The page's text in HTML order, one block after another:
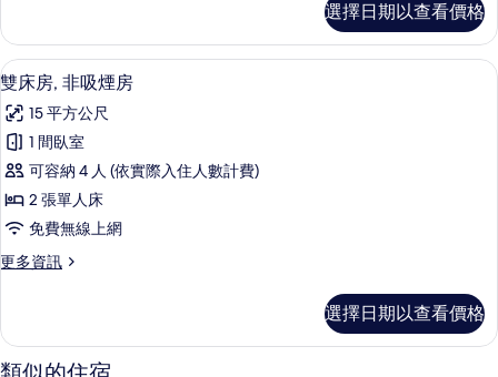
煙
房
的
所
有
相
片
雙
床
房,
吸
煙
房
的
詳
情
選擇日期以查看價格
顯
示
雙
床
房,
非
煙
的
所
雙床房, 非吸煙房 | 羽絨被、書桌、遮
12
雙床房, 非吸煙房
15 平方公尺
1 間臥室
可容納 4 人 (依實際入住人數計費)
2 張單人床
免費無線上網
更多資訊
更
房,
非
選擇日期以查看價格